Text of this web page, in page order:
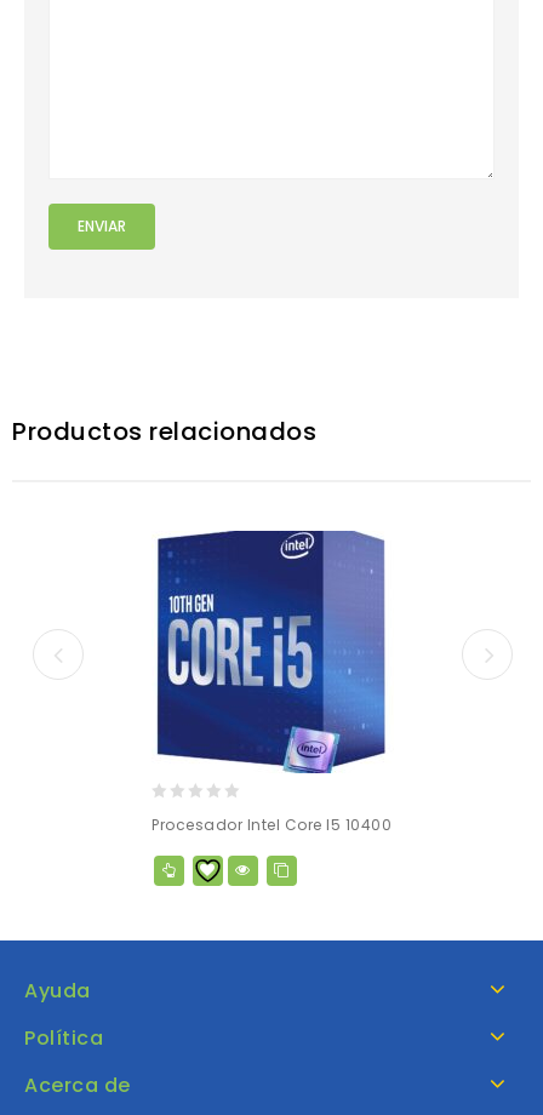
Productos relacionados
out
of
Procesador Intel Core I5 10400
Ayuda
Política
Acerca de